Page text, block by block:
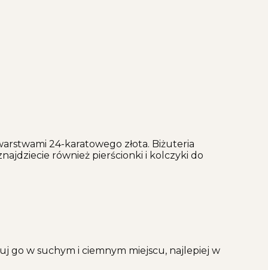
24-karatowego złota. Biżuteria
również pierścionki i kolczyki do
go w suchym i ciemnym miejscu, najlepiej w